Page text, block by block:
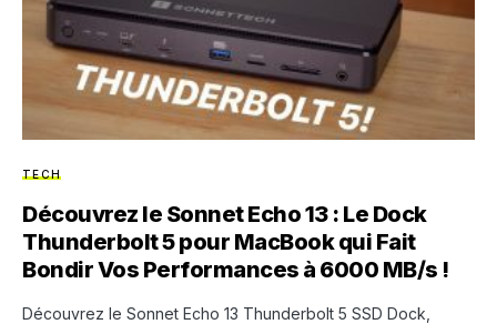
TECH
Découvrez le Sonnet Echo 13 : Le Dock
Thunderbolt 5 pour MacBook qui Fait
Bondir Vos Performances à 6000 MB/s !
Découvrez le Sonnet Echo 13 Thunderbolt 5 SSD Dock,